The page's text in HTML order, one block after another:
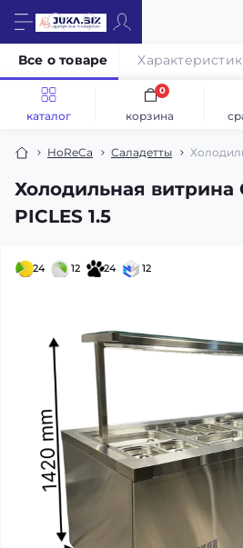
каталог корзина
0
HoReCa Саладетты
Холодильная витрина
PICLES 1.5
Все о товаре
24 12 24 12